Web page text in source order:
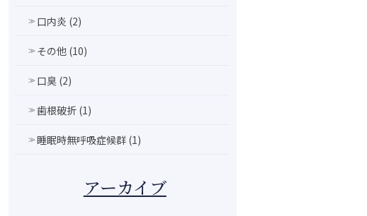
口内炎 (2)
その他 (10)
口臭 (2)
歯根破折 (1)
睡眠時無呼吸症候群 (1)
アーカイブ